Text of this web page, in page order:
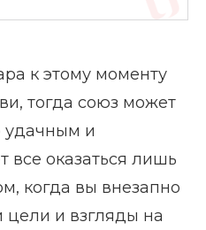
к этому моменту
тогда союз может
удачным и
оказаться лишь
когда вы внезапно
цели и взгляды на